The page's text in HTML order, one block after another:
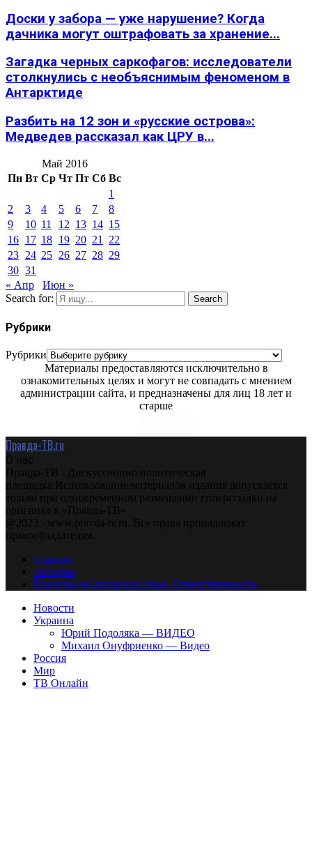
Доски у забора — уже нарушение? Когда
дачника могут оштрафовать за хранение...
Загадка черных саркофагов: исследователи
столкнулись с необъяснимым феноменом в
Антарктиде
Разбить на 12 зон и «русские острова»:
Медведев рассказал как ЦРУ в...
Май 2016
Пн Вт Ср Чт Пт Сб Вс
1
2
3 4 5 6 7
8
9
10 11 12 13 14 15
16 17 18 19 20 21
22
23 24 25 26 27 28 29
30 31
« Апр
Июн »
Search for:
Search
Рубрики
Рубрики
Материалы предоставляются исключительно в
ознакомительных целях и могут не совпадать с мнением
администрации сайта, и предназначены для лиц 18 лет и
старше
Правда-ТВ.ru
О нас
Правда-ТВ - Дискуссионно политическая
площадка.Использование материалов издания допускается
только при одновременном размещении гиперссылки на
оригинал в «Правда-ТВ»
@2023 - www.pravda-tv.ru. Все права принадлежат
правообладателям.
Главная
Авторам
Владельцам авторских прав. Ответственности.
Новости
Украина
Юрий Подоляка — ВИДЕО
Михаил Онуфриенко — Видео
Россия
Мир
ТВ Онлайн